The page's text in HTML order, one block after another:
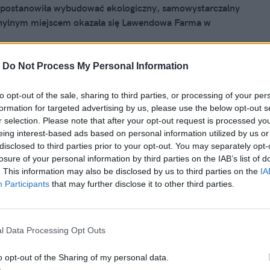
Do Not Process My Personal Information
opt-out of the sale, sharing to third parties, or processing of your
for targeted advertising by us, please use the below opt-out
selection. Please note that after your opt-out request is processed
interest-based ads based on personal information utilized by us
to third parties prior to your opt-out. You may separately
of your personal information by third parties on the IAB’s list of
This information may also be disclosed by us to third parties on the
Participants that may further disclose it to other third parties.
Data Processing Opt Outs
opt-out of the Sharing of my personal data.
wybudować ekologiczny, samowystarczalny
miejscem okazała się Lawendowa Farma w
09:25
szyte na miarę? Z wizytą w nowym
Mo61 Perfume Lab
będą wniebowzięci. Teraz można nie tylko pójść do
zapach X czy Y, który nosi pół Polski, ale i
własny! Według Twoich upodobań, z wybranych przez
idealnie dobrany do Twojego gustu. I
kompozycja jest zapisana.